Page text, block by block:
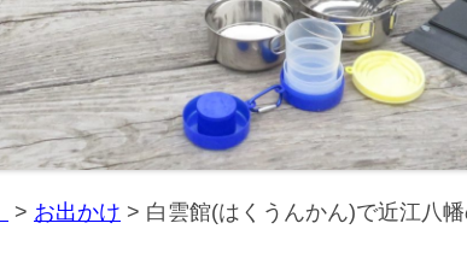
> お出かけ > 白雲館(はくうんかん)で近江八